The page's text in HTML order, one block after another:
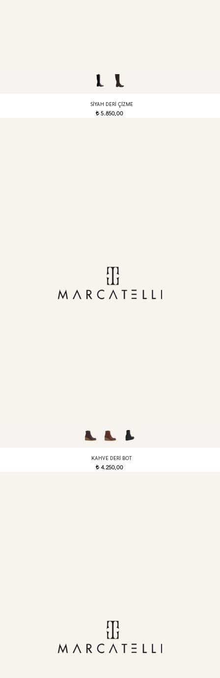
SIYAH DERI ÇIZME
t 5.850,00
KAHVE DERI BOT
t 4.250,00